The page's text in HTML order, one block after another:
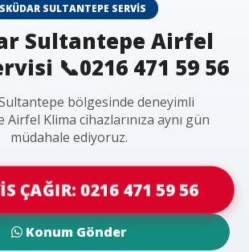
SULTANTEPE SERVIS
Sultantepe Airfel
📞0216 471 59 56
bölgesinde deneyimli
Klima cihazlarınıza aynı gün
müdahale ediyoruz.
ÇAĞIR: 0216 471 59 56
Konum Gönder